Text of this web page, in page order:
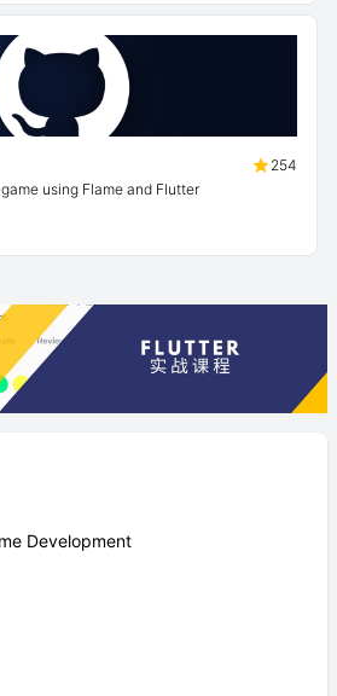
Development
254
using Flame and Flutter